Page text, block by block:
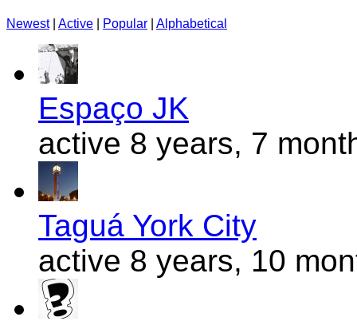
Newest Active Popular Alphabetical
Espaço JK
active 8 years, 7
Taguá York City
active 8 years, 10